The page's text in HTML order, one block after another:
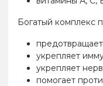
Богатый комплекс
укрепляет
укрепляет
помогает